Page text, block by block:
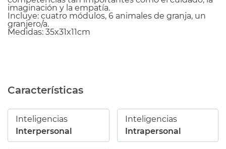
imaginación y la empatía.
Incluye: cuatro módulos, 6 animales de granja, un
granjero/a.
Medidas: 35x31x11cm
Características
Inteligencias
Interpersonal
Inteligencias
Intrapersonal